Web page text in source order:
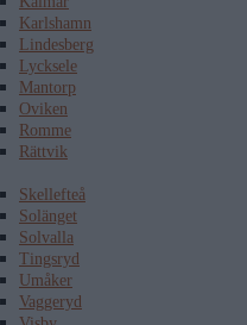
Karlshamn
Lindesberg
Lycksele
Mantorp
Oviken
Romme
Rättvik
Skellefteå
Solänget
Solvalla
Tingsryd
Umåker
Vaggeryd